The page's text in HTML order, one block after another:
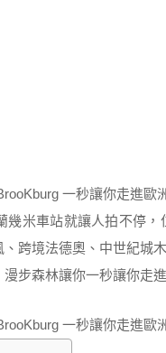
幾米車站就讓人拍不停
跨境法德奧、中世紀城
步森林讓你一秒讓你走